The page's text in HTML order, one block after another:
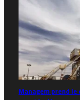
Managem prend